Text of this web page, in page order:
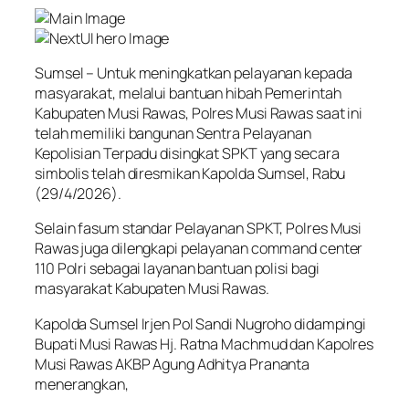
Sumsel – Untuk meningkatkan pelayanan kepada
masyarakat, melalui bantuan hibah Pemerintah
Kabupaten Musi Rawas, Polres Musi Rawas saat ini
telah memiliki bangunan Sentra Pelayanan
Kepolisian Terpadu disingkat SPKT yang secara
simbolis telah diresmikan Kapolda Sumsel, Rabu
(29/4/2026).
Selain fasum standar Pelayanan SPKT, Polres Musi
Rawas juga dilengkapi pelayanan command center
110 Polri sebagai layanan bantuan polisi bagi
masyarakat Kabupaten Musi Rawas.
Kapolda Sumsel Irjen Pol Sandi Nugroho didampingi
Bupati Musi Rawas Hj. Ratna Machmud dan Kapolres
Musi Rawas AKBP Agung Adhitya Prananta
menerangkan,